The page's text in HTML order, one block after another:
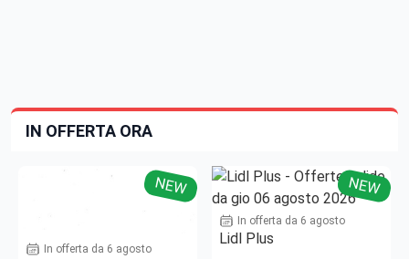
IN OFFERTA ORA
NEW
In offerta da 6 agosto
NEW
In offerta da 6 agosto
Lidl Plus